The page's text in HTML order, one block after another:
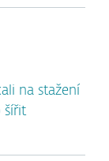
na stažení
šířit